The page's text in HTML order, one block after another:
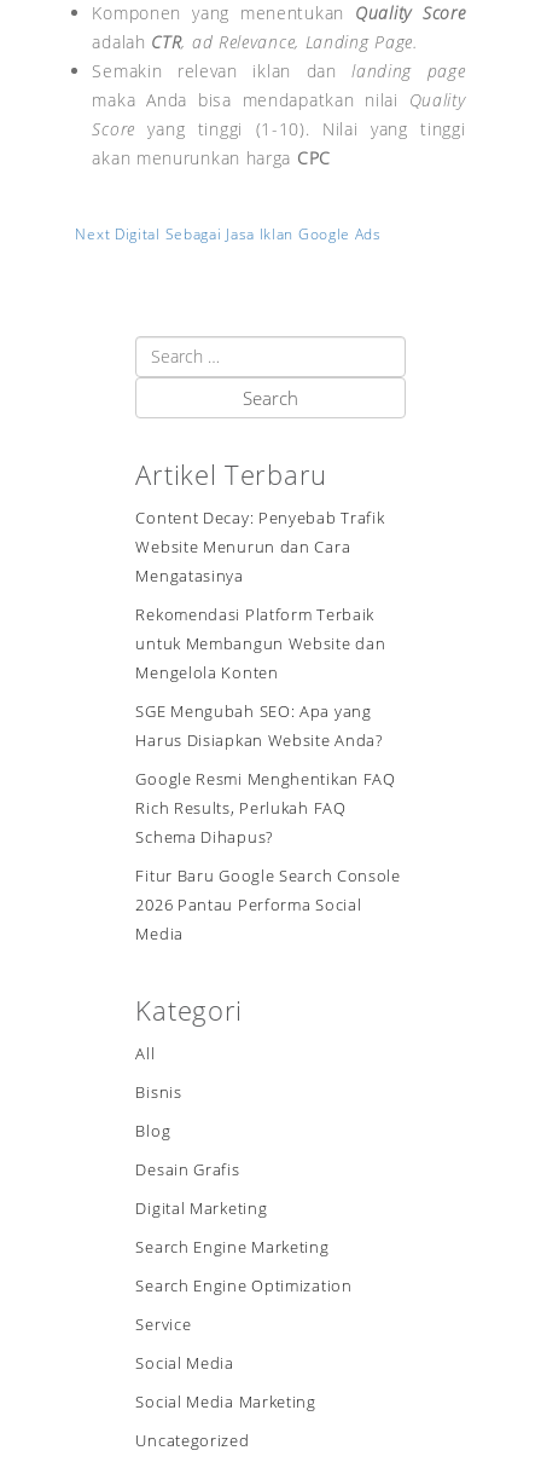
Komponen yang menentukan Quality Score
adalah CTR, ad Relevance, Landing Page.
Semakin relevan iklan danlanding page
maka Anda bisa mendapatkan nilai Quality
Scoreyang tinggi (1-10). Nilai yang tinggi
akan menurunkan harga CPC
Next Digital Sebagai Jasa Iklan Google Ads
Artikel Terbaru
Content Decay: Penyebab Trafik
Website Menurun dan Cara
Mengatasinya
Rekomendasi Platform Terbaik
untuk Membangun Website dan
Mengelola Konten
SGE Mengubah SEO: Apa yang
Harus Disiapkan Website Anda?
Google Resmi Menghentikan FAQ
Rich Results, Perlukah FAQ
Schema Dihapus?
Fitur Baru Google Search Console
2026 Pantau Performa Social
Media
Kategori
All
Bisnis
Blog
Desain Grafis
Digital Marketing
Search Engine Marketing
Search Engine Optimization
Service
Social Media
Social Media Marketing
Uncategorized